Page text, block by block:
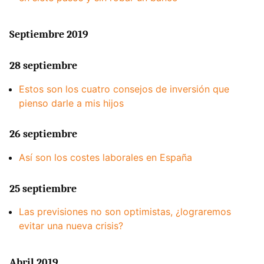
Septiembre 2019
28 septiembre
Estos son los cuatro consejos de inversión que
pienso darle a mis hijos
26 septiembre
Así son los costes laborales en España
25 septiembre
Las previsiones no son optimistas, ¿lograremos
evitar una nueva crisis?